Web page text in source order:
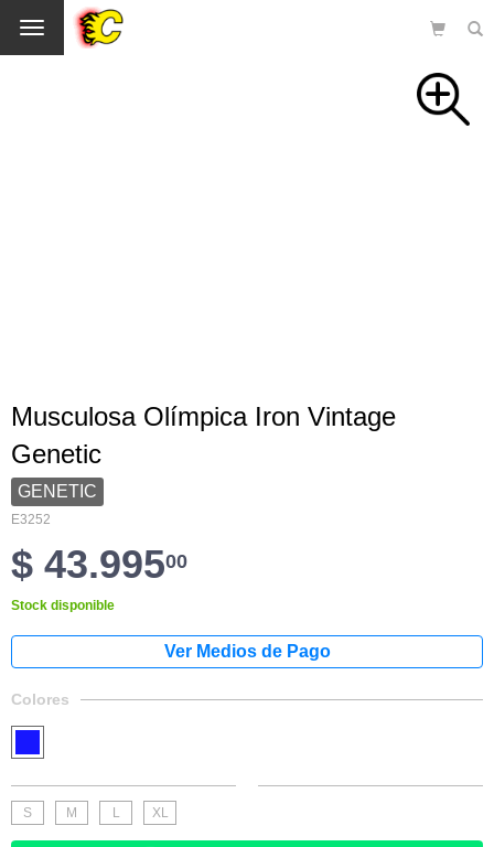
Cambio
Musculosa Olímpica Iron Vintage
Genetic
GENETIC
E3252
$ 43.99500
Stock disponible
Colores
S M L XL